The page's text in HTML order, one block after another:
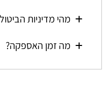
מהי מדיניות
מה זמן האספקה?